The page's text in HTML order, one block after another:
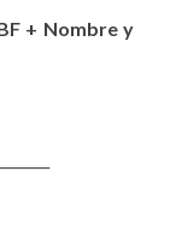
+ Nombre y